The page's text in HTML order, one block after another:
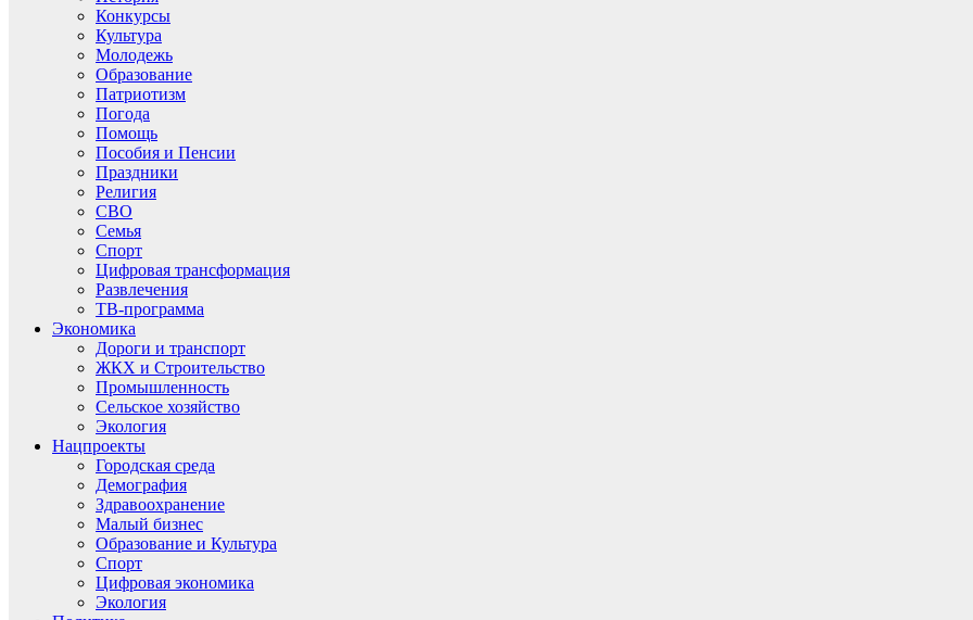
Конкурсы
Культура
Молодежь
Образование
Патриотизм
Погода
Помощь
Пособия и Пенсии
Праздники
Религия
СВО
Семья
Спорт
Цифровая трансформация
Развлечения
ТВ-программа
Экономика
Дороги и транспорт
ЖКХ и Строительство
Промышленность
Сельское хозяйство
Экология
Нацпроекты
Городская среда
Демография
Здравоохранение
Малый бизнес
Образование и Культура
Спорт
Цифровая экономика
Экология